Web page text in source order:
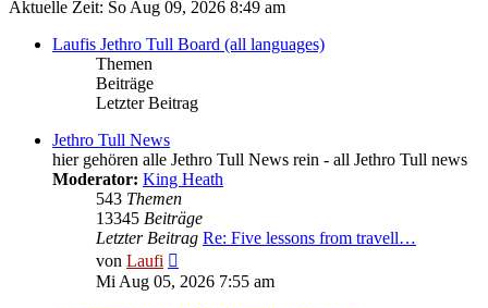
Aktuelle Zeit: So Aug 09, 2026 8:49 am
Laufis Jethro Tull Board (all languages)
Themen
Beiträge
Letzter Beitrag
Jethro Tull News
hier gehören alle Jethro Tull News rein - all Jethro Tull news
Moderator: King Heath
543 Themen
13345 Beiträge
Letzter Beitrag Re: Five lessons from travell…
von Laufi
Beitrag
Mi Aug 05, 2026 7:55 am